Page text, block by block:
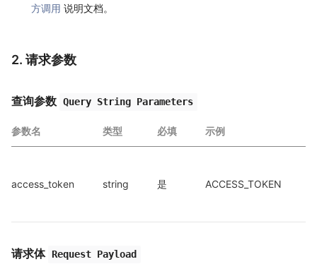
方调用 说明文档。
2. 请求参数
查询参数 Query String Parameters
参数名 类型 必填 示例
access_token string 是 ACCESS_TOKEN
请求体 Request Payload